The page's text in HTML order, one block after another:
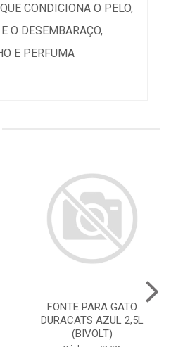
CONDICIONA O PELO,
O DESEMBARAÇO,
E PERFUMA
FONTE PARA GATO
DURACATS AZUL 2,5L
(BIVOLT)